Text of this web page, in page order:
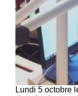
Lundi 5 octobre